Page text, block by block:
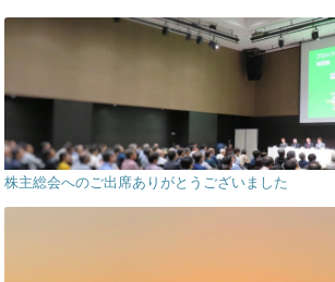
株主総会へのご出席ありがとうございました